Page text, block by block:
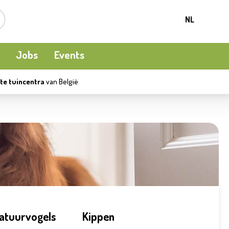
NL
Jobs Events
Kamerplanten
Meststoffen en bodemverbetering
Beschermen
Kooi-en natuurvogels
Ecocheques
Terrasverwarming
Waterpret
Apéro moment
tuincentra van België
Kippen